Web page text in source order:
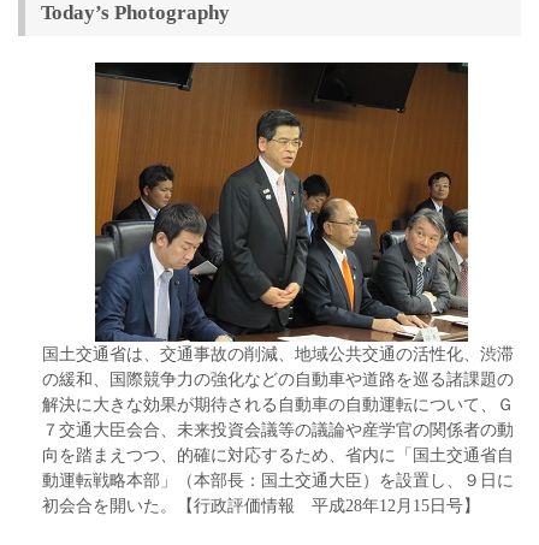
Today’s Photography
国土交通省は、交通事故の削減、地域公共交通の活性化、渋滞
の緩和、国際競争力の強化などの自動車や道路を巡る諸課題の
解決に大きな効果が期待される自動車の自動運転について、Ｇ
７交通大臣会合、未来投資会議等の議論や産学官の関係者の動
向を踏まえつつ、的確に対応するため、省内に「国土交通省自
動運転戦略本部」（本部長：国土交通大臣）を設置し、９日に
初会合を開いた。【行政評価情報 平成28年12月15日号】